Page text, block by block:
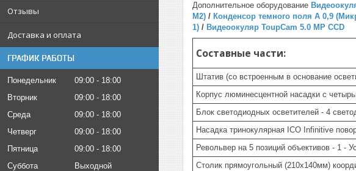
Отзывы
Доставка и оплата
ГРАФИК РАБОТЫ
Понедельник 09:00
18:00
Вторник
09:00
18:00
Среда
09:00
18:00
Четверг
09:00
18:00
Пятница
09:00
18:00
Суббота
Выходной
Дополнительное оборудование
М2) / Конденсор темного поля А 0,9
1) / Видеоокуляр ToupCam 5.0 MP CCD
Составные части:
Штатив (со встроенным в основание
Корпус люминесцентной насадки с
Блок светодиодных осветителей - 4
Насадка тринокулярная ICO Infinitive
Револьвер на 5 позиций объективов - 1 -
Столик прямоугольный (210х140мм)